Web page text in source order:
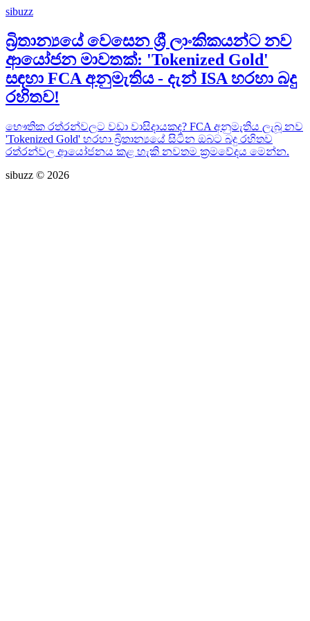
sibuzz
බ්‍රිතාන්‍යයේ වෙසෙන ශ්‍රී ලාංකිකයන්ට නව
ආයෝජන මාවතක්: 'Tokenized Gold'
සඳහා FCA අනුමැතිය - දැන් ISA හරහා බදු
රහිතව!
භෞතික රත්රන්වලට වඩා වාසිදායකද? FCA අනුමැතිය ලැබූ නව
'Tokenized Gold' හරහා බ්‍රිතාන්‍යයේ සිටින ඔබට බදු රහිතව
රත්රන්වල ආයෝජනය කළ හැකි නවතම ක්‍රමවේදය මෙන්න.
sibuzz © 2026